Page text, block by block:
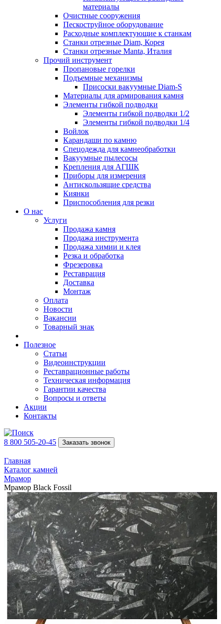
материалы
Очистные сооружения
Пескоструйное оборудование
Расходные комплектующие к станкам
Станки отрезные Diam, Корея
Станки отрезные Manta, Италия
Прочий инструмент
Пропановые горелки
Подъeмные механизмы
Присоски вакуумные Diam-S
Материалы для армирования камня
Элементы гибкой подводки
Элементы гибкой подводки 1/2
Элементы гибкой подводки 1/4
Войлок
Карандаши по камню
Спецодежда для камнеобработки
Вакуумные пылесосы
Крепления для АГШК
Приборы для измерения
Антискользящие средства
Киянки
Приспособления для резки
О нас
Услуги
Продажа камня
Продажа инструмента
Продажа химии и клея
Резка и обработка
Фрезеровка
Реставрация
Доставка
Монтаж
Оплата
Новости
Вакансии
Товарный знак
Полезное
Статьи
Видеоинструкции
Реставрационные работы
Техническая информация
Гарантии качества
Вопросы и ответы
Акции
Контакты
8 800 505-20-45 Заказать звонок
Главная
Каталог камней
Мрамор
Мрамор Black Fossil